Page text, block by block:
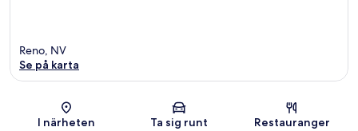
Karta
Reno, NV
Se på karta
I närheten Ta sig runt Restauranger